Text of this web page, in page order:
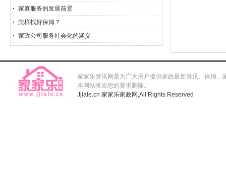
家庭服务的发展前景
怎样找好保姆？
家政公司服务社会化的涵义
家家乐资讯网是为广大用户提供家政最新资讯、保姆
本网站将应您的要求删除。
Jjiale.cn 家家乐家政网,All Rights Reserved